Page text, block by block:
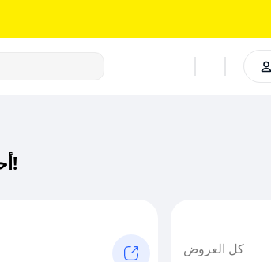
أحدث أكواد خصم عسل مذاق كود خصم حصري لـ عسل مذاق الآن!
كل العروض